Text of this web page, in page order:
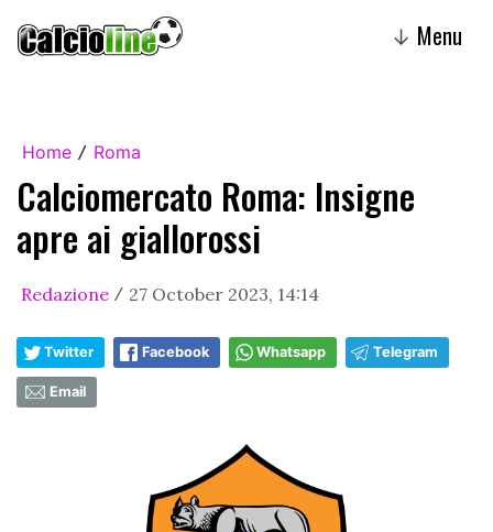
↓ Menu
Home / Roma
Calciomercato Roma: Insigne
apre ai giallorossi
Redazione / 27 October 2023, 14:14
Twitter Facebook Whatsapp Telegram
Email